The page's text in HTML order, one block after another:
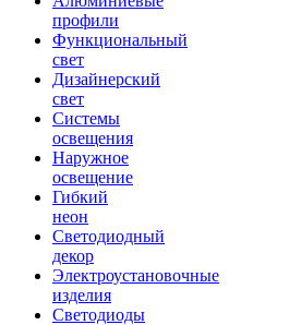
профили
Функциональный
свет
Дизайнерский
свет
Системы
освещения
Наружное
освещение
Гибкий
неон
Светодиодный
декор
Электроустановочные
изделия
Светодиоды